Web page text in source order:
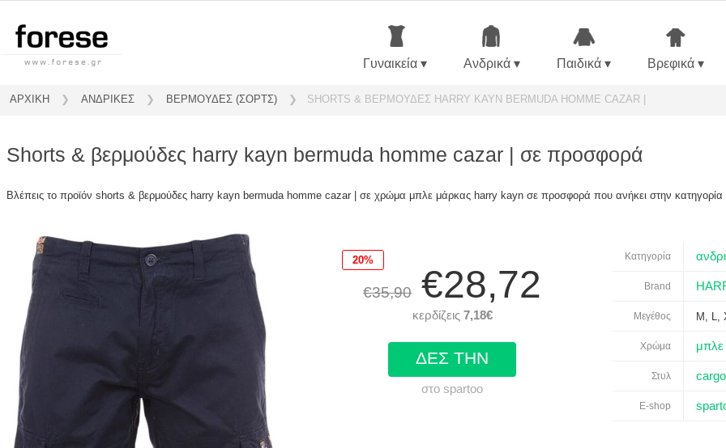
Γυναικεία ▾ Ανδρικά ▾ Παιδικά ▾ Βρεφικά ▾
ΑΡΧΙΚΗ ❯ ΑΝΔΡΙΚΕΣ ❯ ΒΕΡΜΟΥΔΕΣ (ΣΟΡΤΣ) ❯ SHORTS & ΒΕΡΜΟΥΔΕΣ HARRY KAYN BERMUDA HOMME CAZAR |
shorts & βερμούδες harry kayn bermuda homme cazar | σε προσφορά
Βλέπεις το προϊόν shorts & βερμούδες harry kayn bermuda homme cazar | σε χρώμα μπλε μάρκας harry kayn σε προσφορά που ανήκει στην κατηγορία
20%
€35,90 €28,72
κερδίζεις 7,18€
ΔΕΣ ΤΗΝ
στο spartoo
Κατηγορία
Brand
Μεγέθος M, L,
Χρώμα μπλε
Στυλ cargo
E-shop